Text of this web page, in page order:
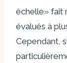
échelle» fait
évalués à
Cependant,